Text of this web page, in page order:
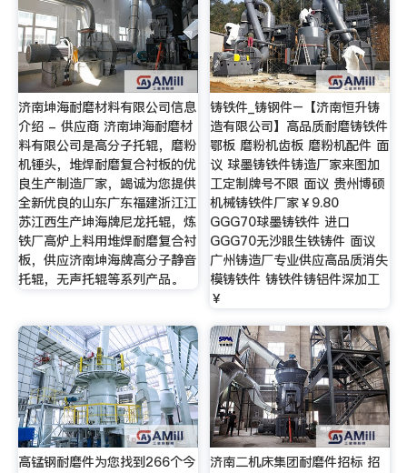
济南坤海耐磨材料有限公司信息
介绍 - 供应商 济南坤海耐磨材
料有限公司是高分子托辊，磨粉
机锤头，堆焊耐磨复合衬板的优
良生产制造厂家，竭诚为您提供
全新优良的山东广东福建浙江江
苏江西生产坤海牌尼龙托辊，炼
铁厂高炉上料用堆焊耐磨复合衬
板，供应济南坤海牌高分子静音
托辊，无声托辊等系列产品。
铸铁件_铸钢件–【济南恒升铸
造有限公司】高品质耐磨铸铁件
鄂板 磨粉机齿板 磨粉机配件 面
议 球墨铸铁件铸造厂家来图加
工定制牌号不限 面议 贵州博硕
机械铸铁件厂家￥9.80
GGG70球墨铸铁件 进口
GGG70无沙眼生铁铸件 面议
广州铸造厂专业供应高品质消失
模铸铁件 铸铁件铸铝件深加工
￥
高锰钢耐磨件为您找到266个今
济南二机床集团耐磨件招标 招